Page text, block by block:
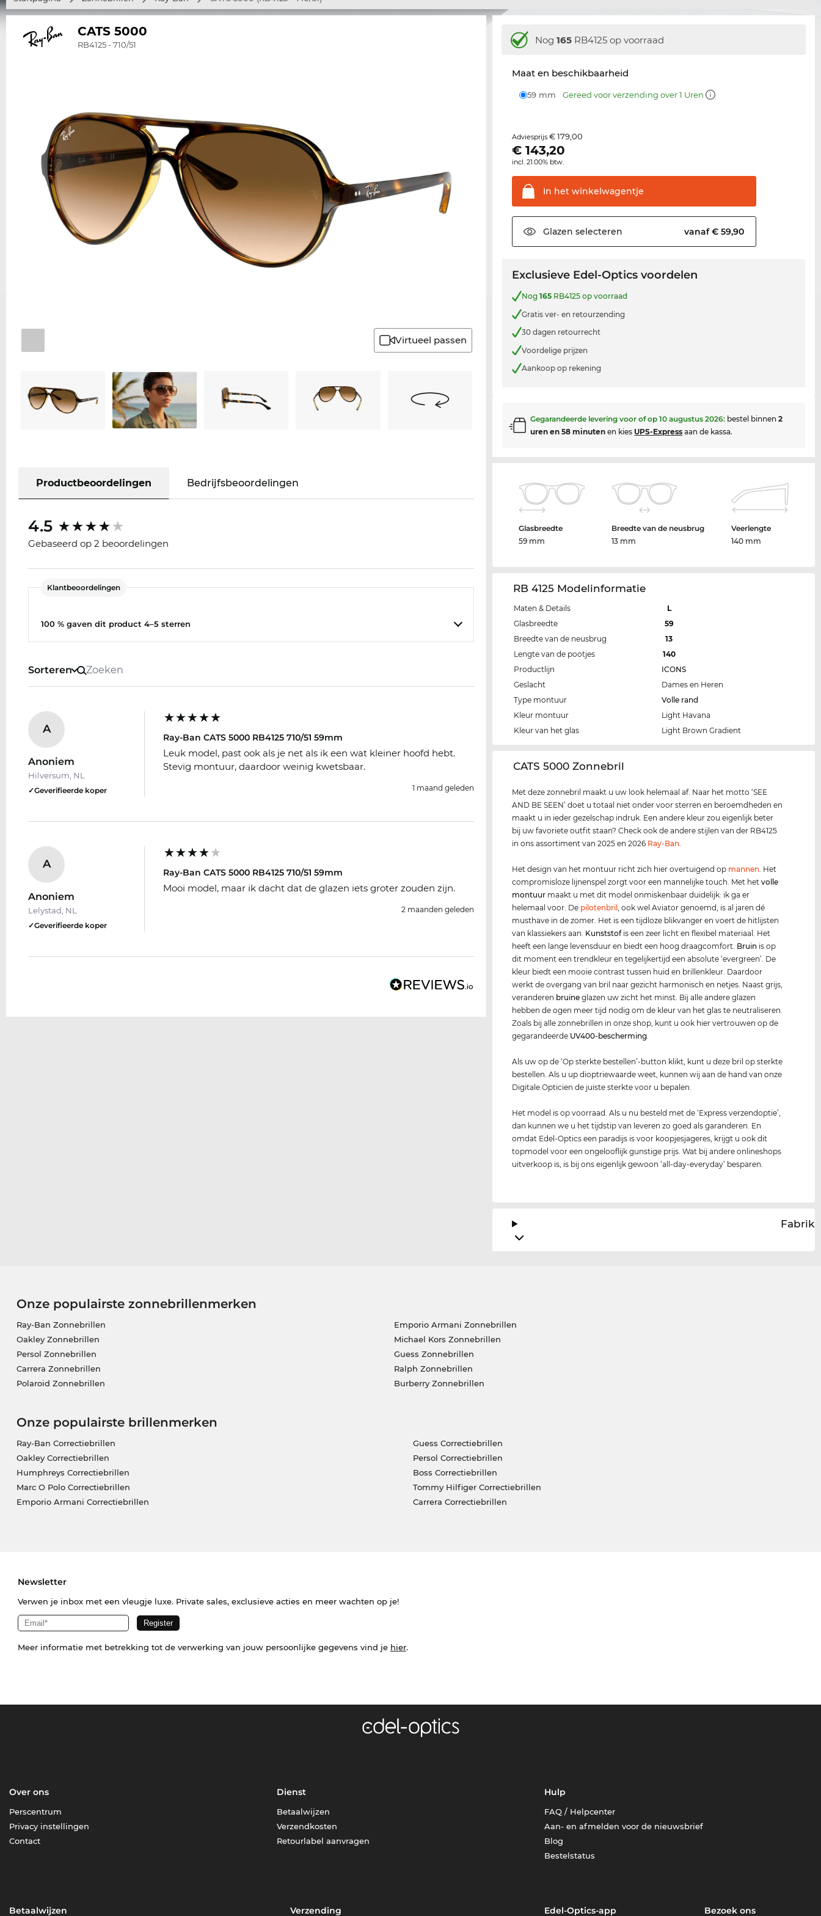
CATS 5000
RB4125 - 710/51
Virtueel passen
Productbeoordelingen Bedrijfsbeoordelingen
4.5
Gebaseerd op 2 beoordelingen
Klantbeoordelingen
100 % gaven dit product 4–5 sterren
Sorteren
A
Anoniem
Hilversum, NL
✓Geverifieerde koper
Ray-Ban CATS 5000 RB4125 710/51 59mm
Leuk model, past ook als je net als ik een wat kleiner hoofd hebt.
Stevig montuur, daardoor weinig kwetsbaar.
1 maand geleden
A
Anoniem
Lelystad, NL
✓Geverifieerde koper
Ray-Ban CATS 5000 RB4125 710/51 59mm
Mooi model, maar ik dacht dat de glazen iets groter zouden zijn.
2 maanden geleden
Nog165 RB4125 op voorraad
Maat en beschikbaarheid
59 mm Gereed voor verzending over 1 Uren
Adviesprijs€ 179,00
€143,20
incl. 21.00% btw.
In het winkelwagentje
Glazen selecteren vanaf € 59,90
Exclusieve Edel-Optics voordelen
Nog165 RB4125 op voorraad
Gratis ver- en retourzending
30 dagen retourrecht
Voordelige prijzen
Aankoop op rekening
Gegarandeerde levering voor of op10 augustus 2026: bestel binnen2
uren en 58 minuten en kies UPS-Express aan de kassa.
Glasbreedte
59 mm
Breedte van de neusbrug
13 mm
Veerlengte
140 mm
RB 4125 Modelinformatie
Maten & Details
L
Glasbreedte
59
Breedte van de neusbrug
13
Lengte van de pootjes
140
Productlijn
ICONS
Geslacht
Dames en Heren
Type montuur
Volle rand
Kleur montuur
Light Havana
Kleur van het glas
Light Brown Gradient
‌CATS 5000 Zonnebril
Met deze zonnebril maakt u uw look helemaal af. Naar het motto ‘SEE
AND BE SEEN’ doet u totaal niet onder voor sterren en beroemdheden en
maakt u in ieder gezelschap indruk. Een andere kleur zou eigenlijk beter
bij uw favoriete outfit staan? Check ook de andere stijlen van der RB4125
in ons assortiment van 2025 en 2026 Ray-Ban
Het design van het montuur richt zich hier overtuigend op mannen . Het
compromisloze lijnenspel zorgt voor een mannelijke touch. Met hetvolle
montuur maakt u met dit model onmiskenbaar duidelijk: ik ga er
helemaal voor. De pilotenbril , ook wel Aviator genoemd, is al jaren dé
musthave in de zomer. Het is een tijdloze blikvanger en voert de hitlijsten
van klassiekers aan. Kunststofis een zeer licht en flexibel materiaal. Het
heeft een lange levensduur en biedt een hoog draagcomfort. Bruin is op
dit moment een trendkleur en tegelijkertijd een absolute ‘evergreen’. De
kleur biedt een mooie contrast tussen huid en brillenkleur. Daardoor
werkt de overgang van bril naar gezicht harmonisch en netjes. Naast grijs,
veranderen bruine glazen uw zicht het minst. Bij alle andere glazen
hebben de ogen meer tijd nodig om de kleur van het glas te neutraliseren.
Zoals bij alle zonnebrillen in onze shop, kunt u ook hier vertrouwen op de
gegarandeerde UV400-bescherming
Als uw op de ‘Op sterkte bestellen’-button klikt, kunt u deze bril op sterkte
bestellen. Als u up dioptriewaarde weet, kunnen wij aan de hand van onze
Digitale Opticien de juiste sterkte voor u bepalen.
Het model is op voorraad. Als u nu besteld met de ‘Express verzendoptie’,
dan kunnen we u het tijdstip van leveren zo goed als garanderen. En
omdat Edel-Optics een paradijs is voor koopjesjageres, krijgt u ook dit
topmodel voor een ongelooflijk gunstige prijs. Wat bij andere onlineshops
uitverkoop is, is bij ons eigenlijk gewoon ‘all-day-everyday’ besparen.
Onze populairste zonnebrillenmerken
Ray-Ban Zonnebrillen
Oakley Zonnebrillen
Persol Zonnebrillen
Carrera Zonnebrillen
Polaroid Zonnebrillen
Emporio Armani Zonnebrillen
Michael Kors Zonnebrillen
Guess Zonnebrillen
Ralph Zonnebrillen
Burberry Zonnebrillen
Onze populairste brillenmerken
Ray-Ban Correctiebrillen
Oakley Correctiebrillen
Humphreys Correctiebrillen
Marc O Polo Correctiebrillen
Emporio Armani Correctiebrillen
Guess Correctiebrillen
Persol Correctiebrillen
Boss Correctiebrillen
Tommy Hilfiger Correctiebrillen
Carrera Correctiebrillen
Newsletter
Verwen je inbox met een vleugje luxe. Private sales, exclusieve acties en meer wachten op je!
Meer informatie met betrekking tot de verwerking van jouw persoonlijke gegevens vind je hier.
Over ons
Perscentrum
Privacy instellingen
Contact
Dienst
Betaalwijzen
Verzendkosten
Retourlabel aanvragen
Hulp
FAQ / Helpcenter
Aan- en afmelden voor de nieuwsbrief
Blog
Bestelstatus
Betaalwijzen Verzending Edel-Optics-app Bezoek ons